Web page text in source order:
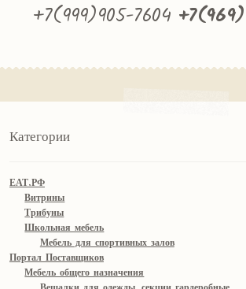
+7(999)905-7604
Категории
ЕАТ.РФ
Витрины
Трибуны
Школьная мебель
Мебель для спортивных залов
Портал Поставщиков
Мебель общего назначения